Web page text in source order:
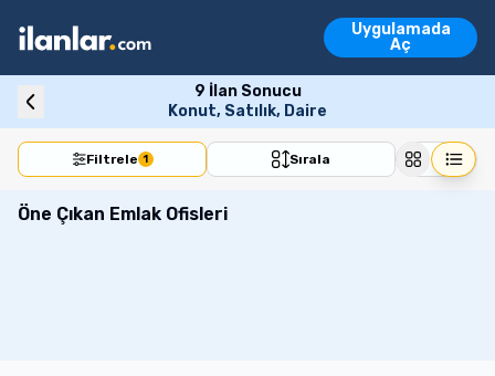
Uygulamada
Aç
Vasıta İlanlarıKonutArsa
9 İlan Sonucu
Konut, Satılık, Daire
Filtrele 1 Sırala
Öne Çıkan Emlak Ofisleri
Emlak İlanları